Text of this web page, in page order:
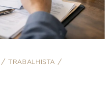
TRABALHISTA